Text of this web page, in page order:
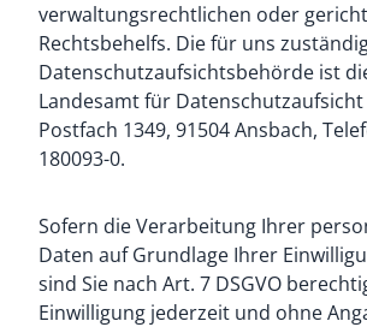
verwaltungsrechtlichen oder
Rechtsbehelfs. Die für uns
Datenschutzaufsichtsbehörde ist
Landesamt für Datenschutzaufsicht
Postfach 1349, 91504 Ansbach,
180093-0.
Sofern die Verarbeitung Ihrer
Daten auf Grundlage Ihrer
sind Sie nach Art. 7 DSGVO
Einwilligung jederzeit und ohne